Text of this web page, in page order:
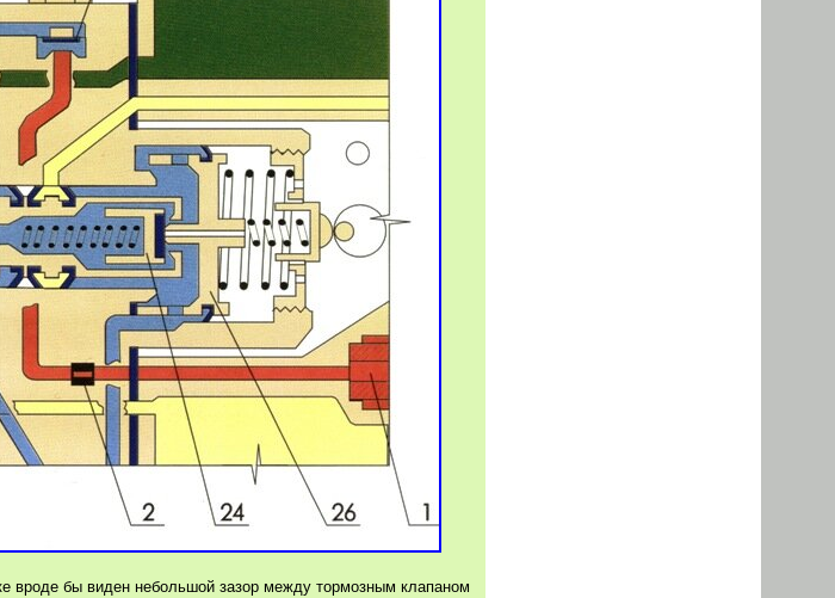
вроде бы виден небольшой зазор между тормозным клапаном